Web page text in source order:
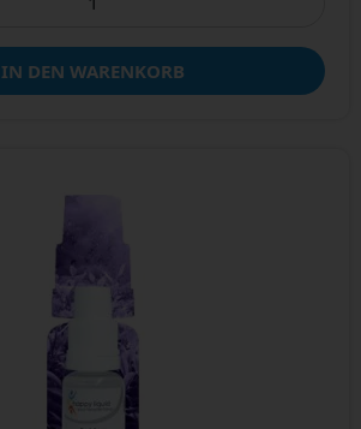
IN DEN WARENKORB